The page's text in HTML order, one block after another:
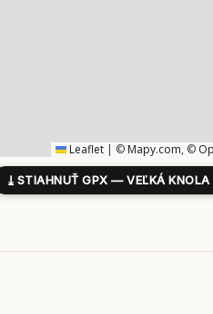
Leaflet | © Mapy.com, ©
⤓ STIAHNUŤ GPX — VEĽKÁ KNOLA